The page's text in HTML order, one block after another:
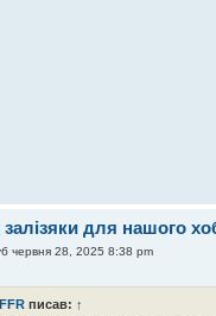
залізяки для нашого
червня 28, 2025 8:38 pm
писав: ↑